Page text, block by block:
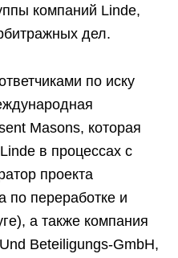
компаний Linde,
дел.
по иску
Masons, которая
в процессах с
проекта
по переработке и
а также компания
Beteiligungs-GmbH,